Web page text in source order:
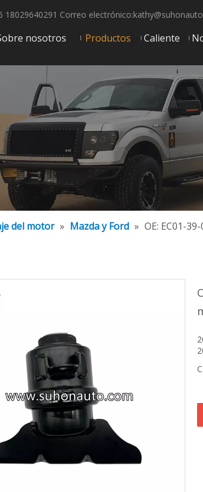
18029640291 Correo electrónico:
nosotros Productos Caliente
del motor » Mazda y Ford » OE: EC01-